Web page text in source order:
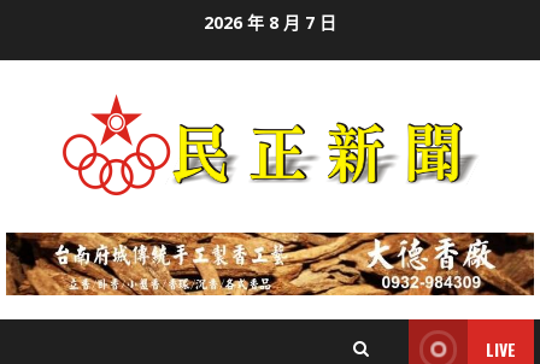
2026 年 8 月 7 日
LIVE